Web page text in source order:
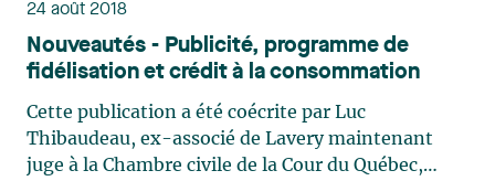
24 août 2018
Nouveautés - Publicité, programme de
fidélisation et crédit à la consommation
Cette publication a été coécrite par Luc
Thibaudeau, ex-associé de Lavery maintenant
juge à la Chambre civile de la Cour du Québec,